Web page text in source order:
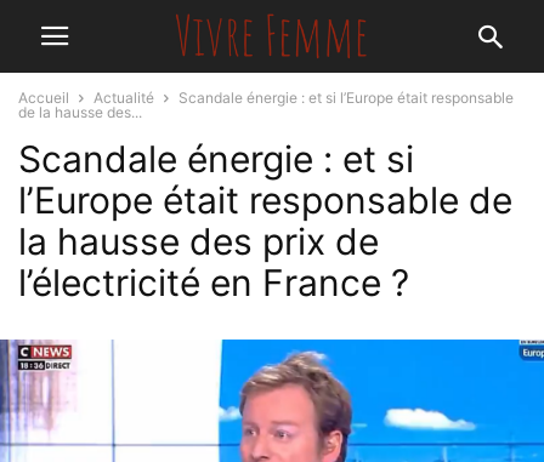
Accueil Actualité
Scandale énergie : et si l’Europe était responsable
de la hausse des...
Scandale énergie : et si
l’Europe était responsable de
la hausse des prix de
l’électricité en France ?